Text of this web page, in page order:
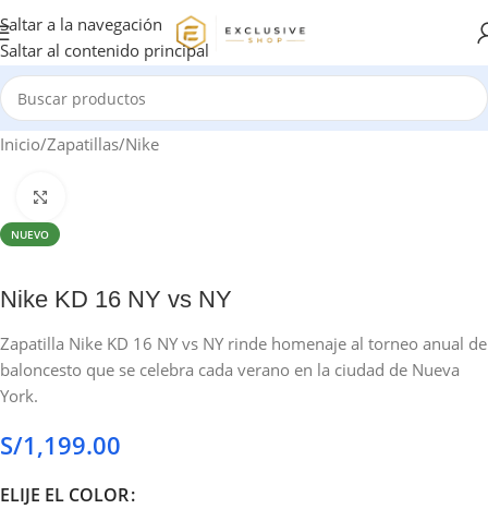
Saltar a la navegación
Saltar al contenido principal
Inicio/Zapatillas/Nike
NUEVO
Nike KD 16 NY vs NY
Zapatilla Nike KD 16 NY vs NY rinde homenaje al torneo anual de
baloncesto que se celebra cada verano en la ciudad de Nueva
York.
S/1,199.00
ELIJE EL COLOR